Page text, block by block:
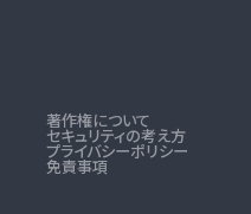
著作権について
セキュリティの考え方
プライバシーポリシー
免責事項